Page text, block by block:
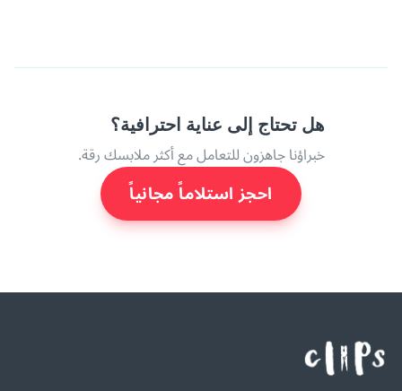
هل تحتاج إلى عناية احترافية؟
خبراؤنا جاهزون للتعامل مع أكثر ملابسك رقة.
احجز استلاماً مجانياً